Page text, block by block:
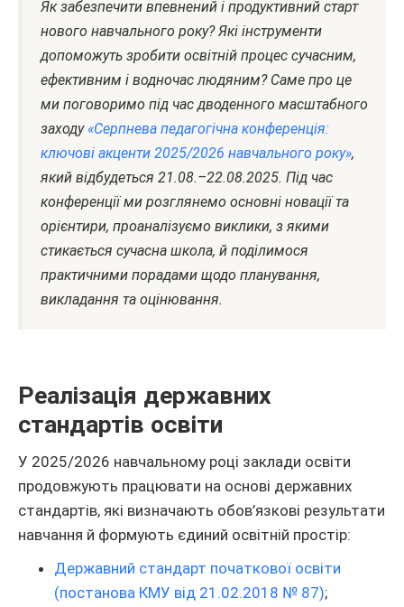
Як забезпечити впевнений і продуктивний старт
нового навчального року? Які інструменти
допоможуть зробити освітній процес сучасним,
ефективним і водночас людяним? Саме про це
ми поговоримо під час дводенного масштабного
заходу«Серпнева педагогічна конференція:
ключові акценти 2025/2026 навчального року»,
який відбудеться 21.08.–22.08.2025. Під час
конференції ми розглянемо основні новації та
орієнтири, проаналізуємо виклики, з якими
стикається сучасна школа, й поділимося
практичними порадами щодо планування,
викладання та оцінювання.
Реалізація державних
стандартів освіти
У 2025/2026 навчальному році заклади освіти
продовжують працювати на основі державних
стандартів, які визначають обов’язкові результати
навчання й формують єдиний освітній простір:
Державний стандарт початкової освіти
(постанова КМУ від 21.02.2018 № 87);